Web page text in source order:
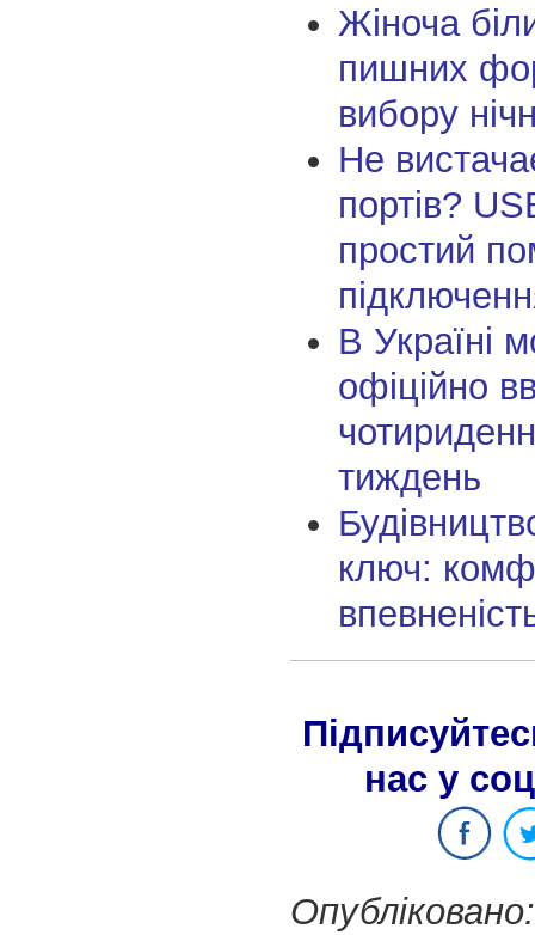
Жіноча
пишних
вибору
Не
портів?
простий
В Україні
офіційно
тиждень
ключ:
нас у
Опубліковано: